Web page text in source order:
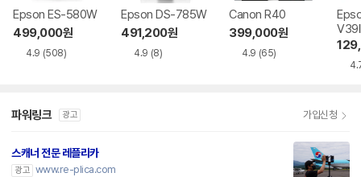
Epson ES-580W
499,000원
4.9 (508)
Epson DS-785W
491,200원
4.9 (8)
Canon R40
399,000원
4.9 (65)
파워링크 광고 가입신청
스캐너 전문 레플리카
광고 www.re-plica.com